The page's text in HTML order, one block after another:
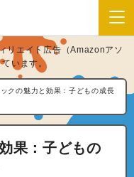
リエイト広告（Amazonアソ
います。
クの魅力と効果：子どもの成長
果：子どもの